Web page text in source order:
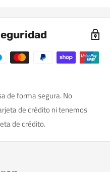
de forma segura. No
de crédito ni tenemos
de crédito.